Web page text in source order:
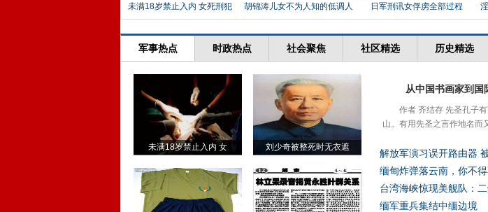
未满18岁禁止入内 女死刑犯 胡锦涛儿女不为人知的低调人 日军刑讯女俘虏全部过程